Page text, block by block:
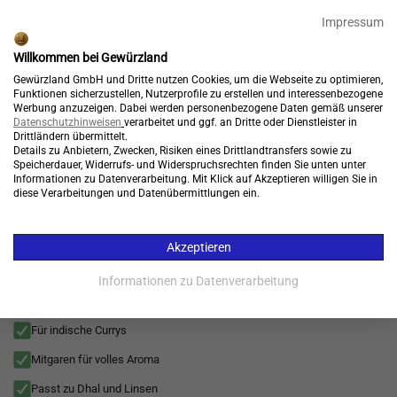
99904

Menü
Konto Warenkorb
Gewürze > Pure Gewürze > Inspirationen > Superfood > Kräuter > Alle
Curry Blätter getrocknet aromatisches Gewürz für Küche
Currys Suppen und Würze vielseitig einsetzbar (Dried
Für indische Currys
Mitgaren für volles Aroma
Passt zu Dhal und Linsen
Impressum
Willkommen bei Gewürzland
Gewürzland GmbH und Dritte nutzen Cookies, um die Webseite zu optimieren,
Funktionen sicherzustellen, Nutzerprofile zu erstellen und interessenbezogene
Werbung anzuzeigen. Dabei werden personenbezogene Daten gemäß unserer
Datenschutzhinweisen verarbeitet und ggf. an Dritte oder Dienstleister in
Drittländern übermittelt.
Details zu Anbietern, Zwecken, Risiken eines Drittlandtransfers sowie zu
Speicherdauer, Widerrufs- und Widerspruchsrechten finden Sie unten unter
Informationen zu Datenverarbeitung. Mit Klick auf Akzeptieren willigen Sie in
diese Verarbeitungen und Datenübermittlungen ein.
Akzeptieren
Informationen zu Datenverarbeitung